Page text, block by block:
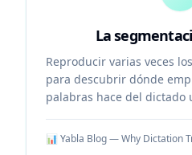
La
Reproducir varias veces
para descubrir dónde
palabras hace del dictado
📊 Yabla Blog — Why Dictation